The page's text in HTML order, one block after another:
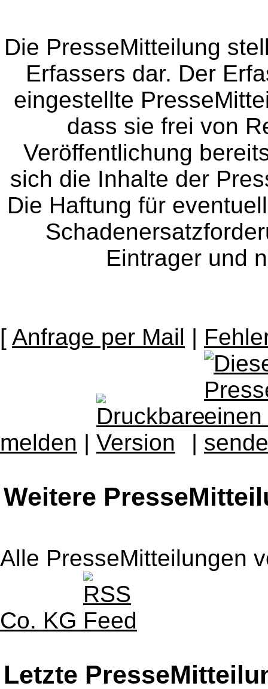
Die PresseMitteilung
Erfassers dar. Der
eingestellte
dass sie frei von
Veröffentlichung
sich die Inhalte der
Die Haftung für
Eintrager und
[ Anfrage per Mail |
melden | |
Weitere
Alle PresseMitteilungen
Co. KG
Letzte